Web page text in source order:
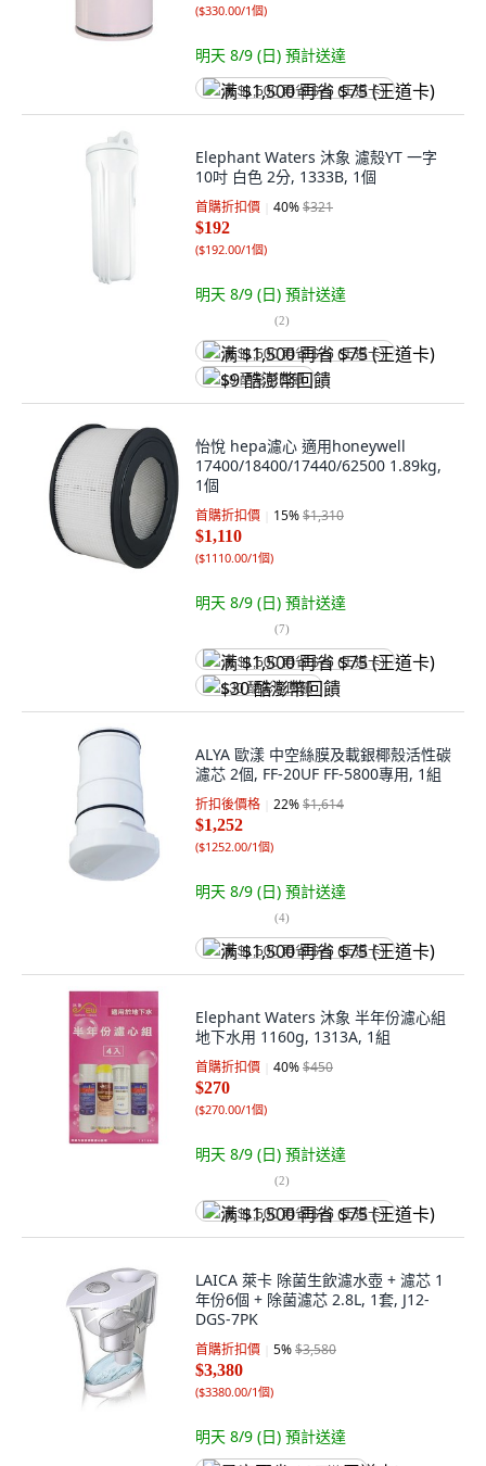
($330.00/1個)
明天 8/9 (日) 預計送達
满 $1,500 再省 $75 (王道卡)
Elephant Waters 沐象 濾殼YT 一字
10吋 白色 2分, 1333B, 1個
首購折扣價 40%$321
$192
($192.00/1個)
明天 8/9 (日) 預計送達
(2)
满 $1,500 再省 $75 (王道卡)
$9 酷澎幣回饋
怡悅 hepa濾心 適用honeywell
17400/18400/17440/62500 1.89kg,
1個
首購折扣價 15%$1,310
$1,110
($1110.00/1個)
明天 8/9 (日) 預計送達
(7)
满 $1,500 再省 $75 (王道卡)
$30 酷澎幣回饋
ALYA 歐漾 中空絲膜及載銀椰殼活性碳
濾芯 2個, FF-20UF FF-5800專用, 1組
折扣後價格 22%$1,614
$1,252
($1252.00/1個)
明天 8/9 (日) 預計送達
(4)
满 $1,500 再省 $75 (王道卡)
Elephant Waters 沐象 半年份濾心組
地下水用 1160g, 1313A, 1組
首購折扣價 40%$450
$270
($270.00/1個)
明天 8/9 (日) 預計送達
(2)
满 $1,500 再省 $75 (王道卡)
LAICA 萊卡 除菌生飲濾水壺 + 濾芯 1
年份6個 + 除菌濾芯 2.8L, 1套, J12-
DGS-7PK
首購折扣價 5%$3,580
$3,380
($3380.00/1個)
明天 8/9 (日) 預計送達